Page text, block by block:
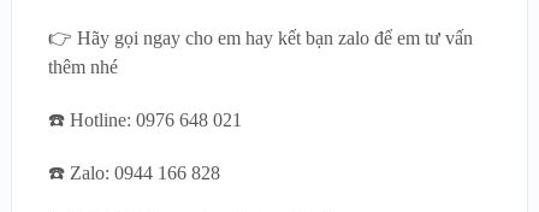
👉 Hãy gọi ngay cho em hay kết bạn zalo để em tư vấn
thêm nhé
☎️ Hotline: 0976 648 021
☎️ Zalo: 0944 166 828